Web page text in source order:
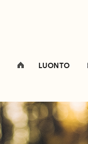
LUONTO